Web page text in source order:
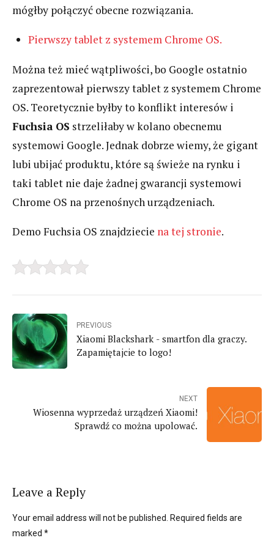
mógłby połączyć obecne rozwiązania.
Pierwszy tablet z systemem Chrome OS.
Można też mieć wątpliwości, bo Google ostatnio
zaprezentował pierwszy tablet z systemem Chrome
OS. Teoretycznie byłby to konflikt interesów i
Fuchsia OS strzeliłaby w kolano obecnemu
systemowi Google. Jednak dobrze wiemy, że gigant
lubi ubijać produktu, które są świeże na rynku i
taki tablet nie daje żadnej gwarancji systemowi
Chrome OS na przenośnych urządzeniach.
Demo Fuchsia OS znajdziecie na tej stronie.
PREVIOUS
Xiaomi Blackshark - smartfon dla graczy.
Zapamiętajcie to logo!
NEXT
Wiosenna wyprzedaż urządzeń Xiaomi!
Sprawdź co można upolować.
Leave a Reply
Your email address will not be published. Required fields are
marked *